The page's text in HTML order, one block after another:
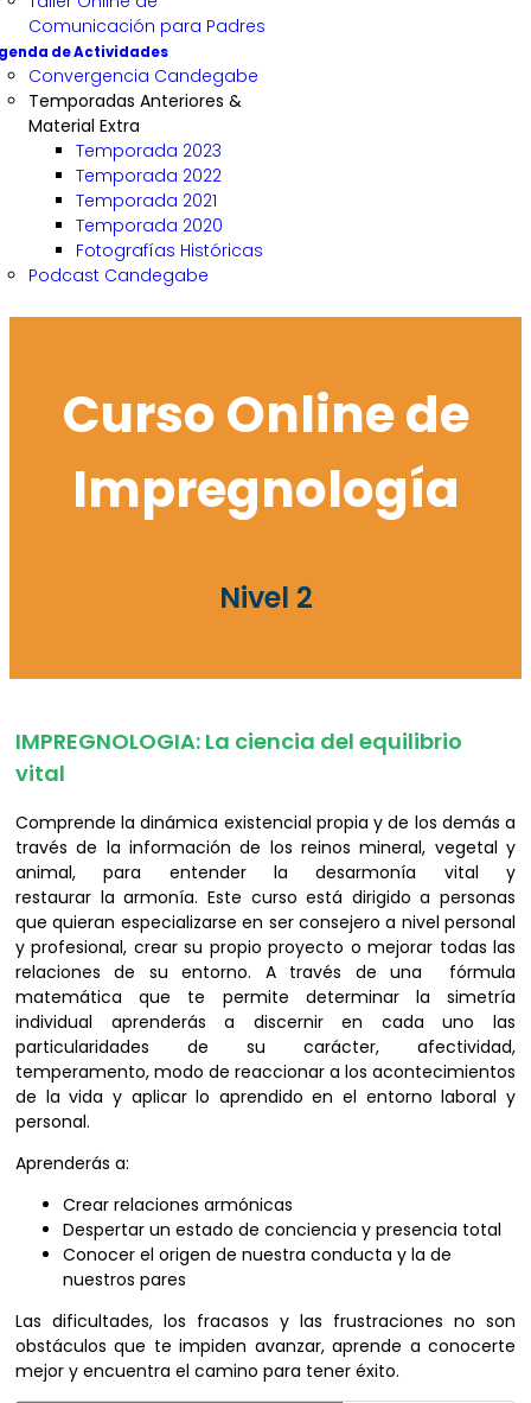
Comunicación para Padres
de Actividades
Convergencia Candegabe
Temporadas Anteriores &
Material Extra
Temporada 2023
Temporada 2022
Temporada 2021
Temporada 2020
Fotografías Históricas
Podcast Candegabe
Curso Online de
Impregnología
Nivel 2
IMPREGNOLOGIA: La ciencia del equilibrio
vital
Comprende la dinámica existencial propia y de los demás a
través de la información de los reinos mineral, vegetal y
animal, para entender la desarmonía vital y
restaurar la armonía. Este curso está dirigido a personas
que quieran especializarse en ser consejero a nivel personal
y profesional, crear su propio proyecto o mejorar todas las
relaciones de su entorno. A través de una fórmula
matemática que te permite determinar la simetría
individual aprenderás a discernir en cada uno las
particularidades de su carácter, afectividad,
temperamento, modo de reaccionar a los acontecimientos
de la vida y aplicar lo aprendido en el entorno laboral y
personal.
Aprenderás a:
Crear relaciones armónicas
Despertar un estado de conciencia y presencia total
Conocer el origen de nuestra conducta y la de
nuestros pares
Las dificultades, los fracasos y las frustraciones no son
obstáculos que te impiden avanzar, aprende a conocerte
mejor y encuentra el camino para tener éxito.